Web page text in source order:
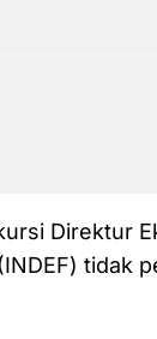
Direktur
tidak